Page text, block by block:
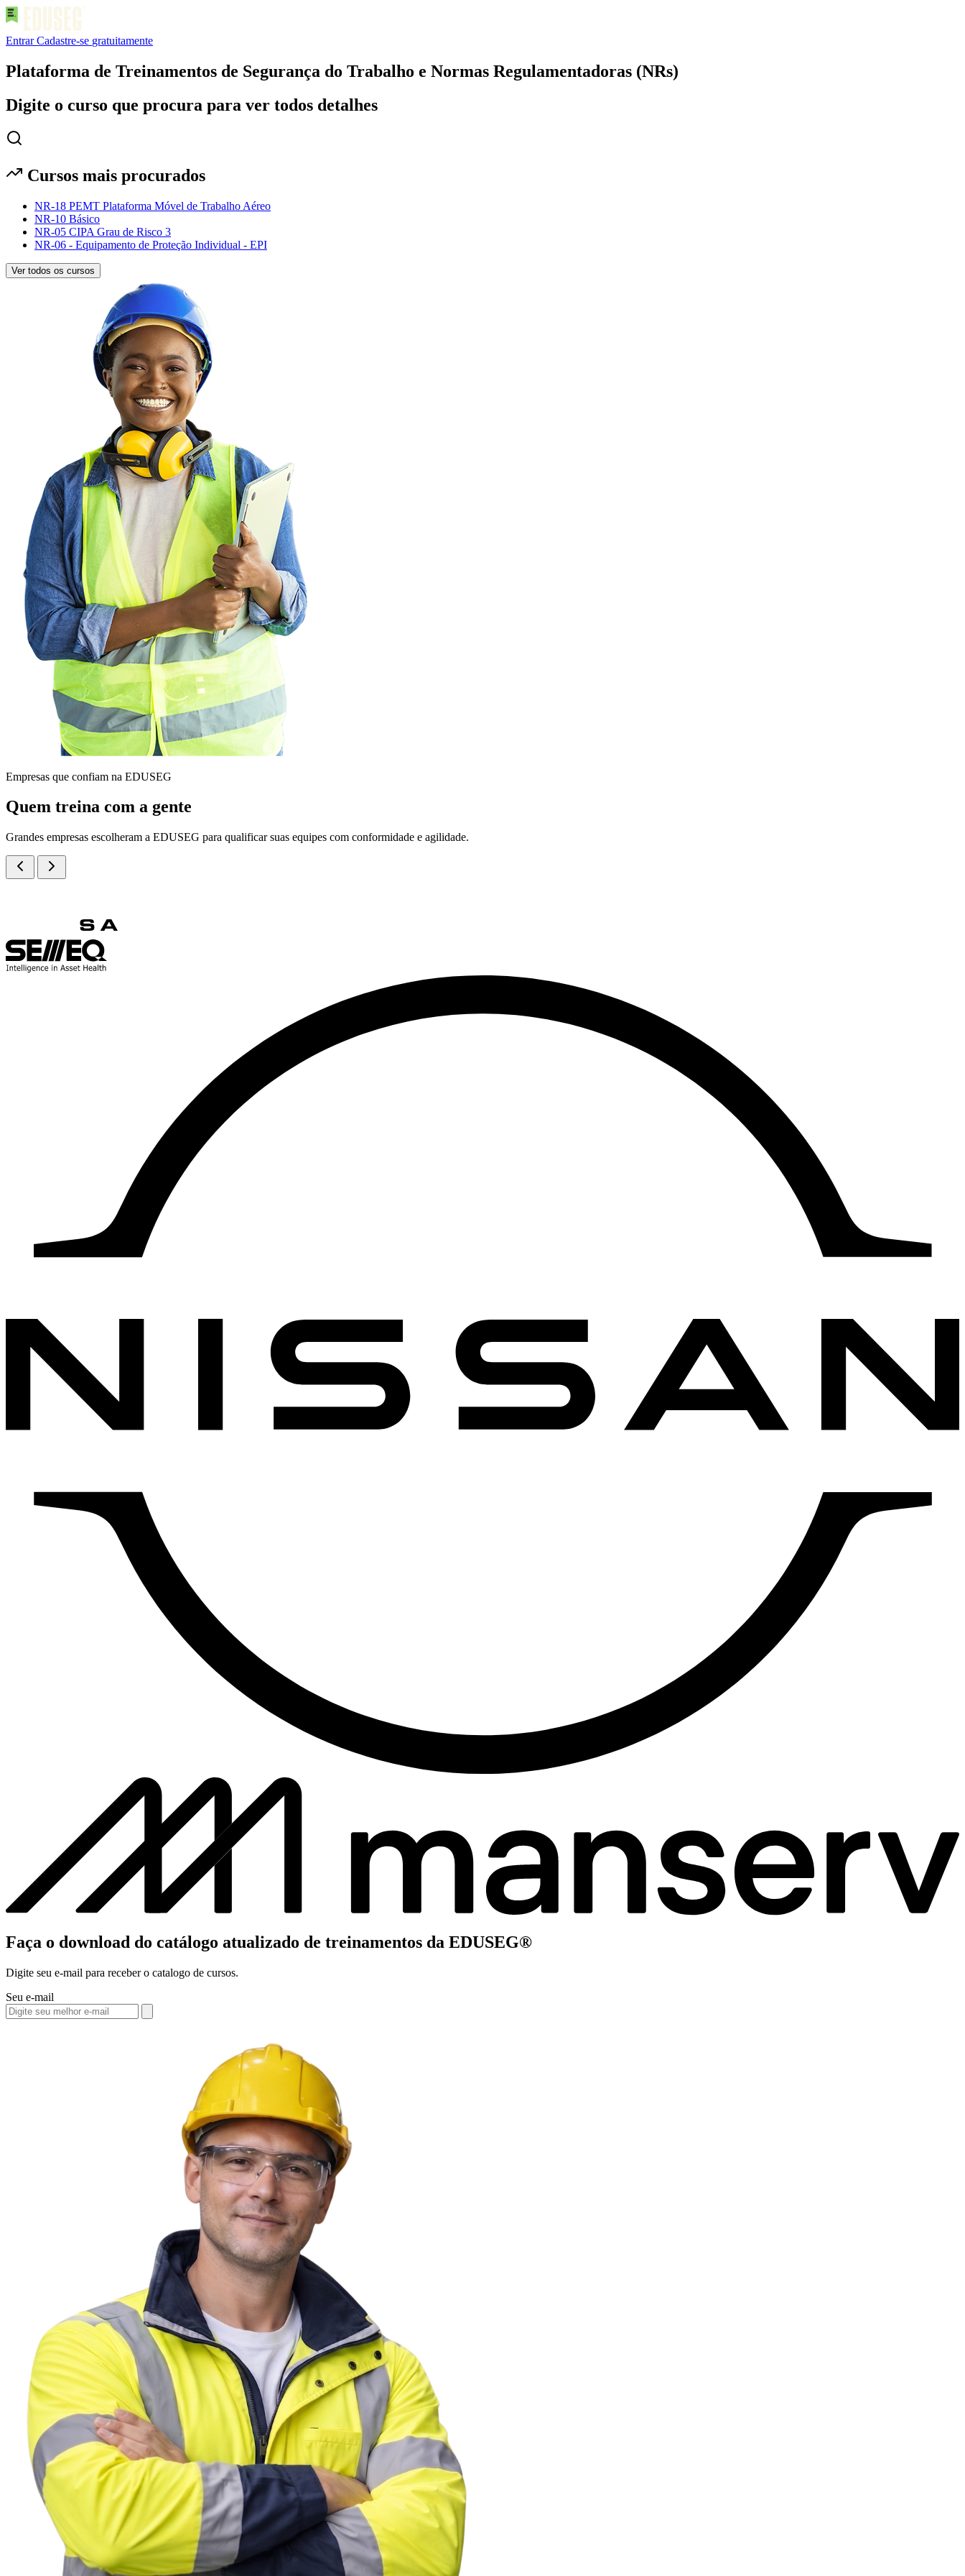
EntrarCadastre-se gratuitamente
Plataforma de Treinamentos de Segurança do Trabalho e Normas Regulamentadoras (NRs)
Digite o curso que procura para ver todos detalhes
Cursos mais procurados
NR-18 PEMT Plataforma Móvel de Trabalho Aéreo
NR-10 Básico
NR-05 CIPA Grau de Risco 3
NR-06 - Equipamento de Proteção Individual - EPI
Ver todos os cursos
Empresas que confiam na EDUSEG
Quem treina com a gente
Grandes empresas escolheram a EDUSEG para qualificar suas equipes com conformidade e agilidade.
Faça o download do catálogo atualizado de treinamentos da EDUSEG®
Digite seu e-mail para receber o catalogo de cursos.
Seu e-mail